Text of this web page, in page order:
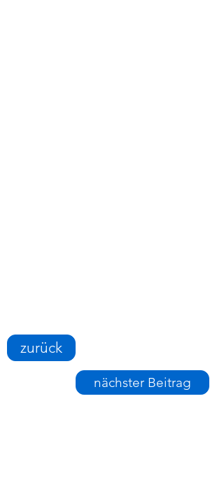
zurück
nächster Beitrag